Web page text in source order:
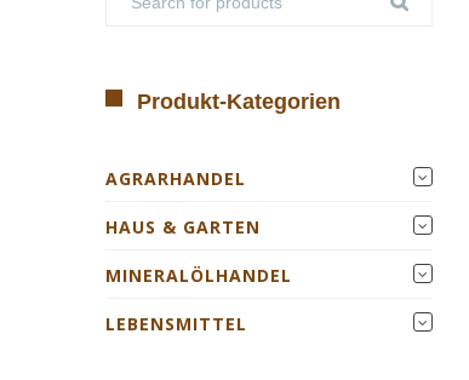
Produkt-Kategorien
AGRARHANDEL
HAUS & GARTEN
MINERALÖLHANDEL
LEBENSMITTEL